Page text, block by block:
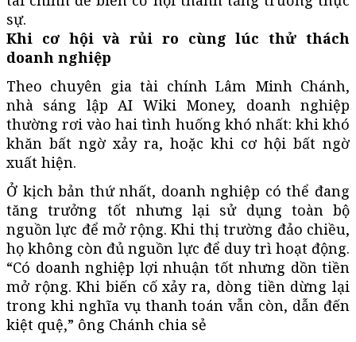
sự.
Khi cơ hội và rủi ro cùng lúc thử thách
doanh nghiệp
Theo chuyên gia tài chính Lâm Minh Chánh,
nhà sáng lập AI Wiki Money, doanh nghiệp
thường rơi vào hai tình huống khó nhất: khi khó
khăn bất ngờ xảy ra, hoặc khi cơ hội bất ngờ
xuất hiện.
Ở kịch bản thứ nhất, doanh nghiệp có thể đang
tăng trưởng tốt nhưng lại sử dụng toàn bộ
nguồn lực để mở rộng. Khi thị trường đảo chiều,
họ không còn đủ nguồn lực để duy trì hoạt động.
“Có doanh nghiệp lợi nhuận tốt nhưng dồn tiền
mở rộng. Khi biến cố xảy ra, dòng tiền dừng lại
trong khi nghĩa vụ thanh toán vẫn còn, dẫn đến
kiệt quệ,” ông Chánh chia sẻ